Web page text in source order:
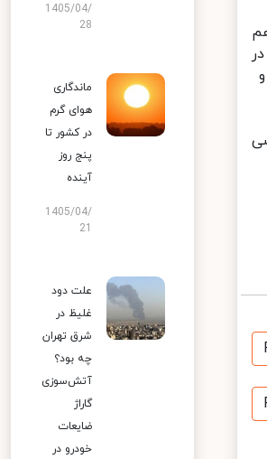
1405/04/
28
ماندگاری
هوای گرم
در کشور تا
پنج روز
آینده
1405/04/
علت دود
غلیظ در
شرق تهران
چه بود؟
آتش‌سوزی
گاراژ
ضایعات
خودرو در